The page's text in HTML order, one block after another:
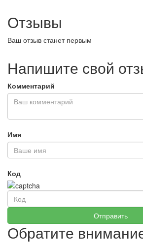
Отзывы
Ваш отзыв станет первым
Напишите свой
Комментарий
Имя
Код
Обратите